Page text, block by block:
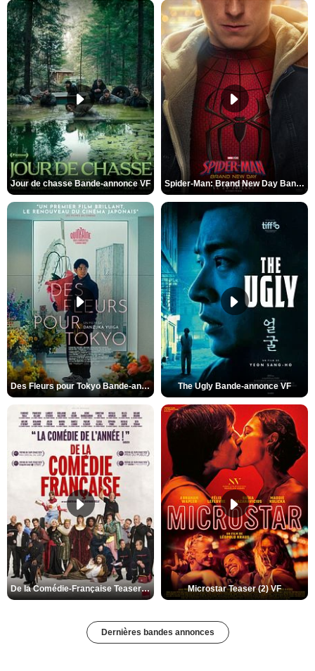
Jour de chasse Bande-annonce VF Spider-Man: Brand New Day Bande-annonce (3) VO STFR
Des Fleurs pour Tokyo Bande-annonce VO STFR The Ugly Bande-annonce VF
De la Comédie-Française Teaser (3) VF Microstar Teaser (2) VF
Dernières bandes annonces